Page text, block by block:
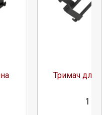
Тримач для
1